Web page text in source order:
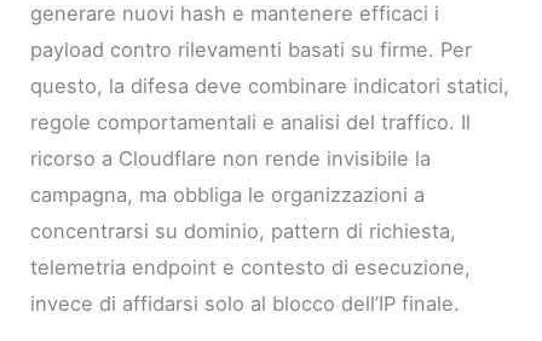
generare nuovi hash e mantenere efficaci i
payload contro rilevamenti basati su firme. Per
questo, la difesa deve combinare indicatori statici,
regole comportamentali e analisi del traffico. Il
ricorso a Cloudflare non rende invisibile la
campagna, ma obbliga le organizzazioni a
concentrarsi su dominio, pattern di richiesta,
telemetria endpoint e contesto di esecuzione,
invece di affidarsi solo al blocco dell’IP finale.